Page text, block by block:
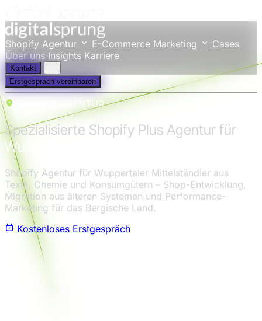
Shopify Agentur E-Commerce Marketing
Cases
Über uns Insights Karriere
Kontakt
Erstgespräch vereinbaren
SHOPIFY AGENTUR
Spezialisierte Shopify Plus Agentur für
Wuppertal
Shopify Agentur für Wuppertaler Mittelständler aus
Textil, Chemie und Konsumgütern – Shop-Entwicklung,
Migration aus älteren Systemen und Performance-
Marketing für das Bergische Land.
Kostenloses Erstgespräch